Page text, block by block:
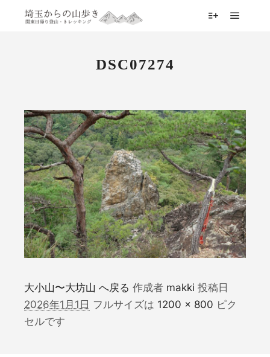
DSC07274
大小山〜大坊山 へ戻る 作成者 makki 投稿日
2026年1月1日 フルサイズは 1200 × 800 ピク
セルです